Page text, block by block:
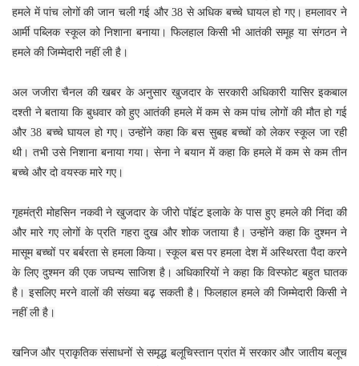
हमले में पांच लोगों की जान चली गई और 38 से अधिक बच्चे घायल हो गए। हमलावर ने
आर्मी पब्लिक स्कूल को निशाना बनाया। फिलहाल किसी भी आतंकी समूह या संगठन ने
हमले की जिम्मेदारी नहीं ली है।
अल जजीरा चैनल की खबर के अनुसार खुजदार के सरकारी अधिकारी यासिर इकबाल
दश्ती ने बताया कि बुधवार को हुए आतंकी हमले में कम से कम पांच लोगों की मौत हो गई
और 38 बच्चे घायल हो गए। उन्होंने कहा कि बस सुबह बच्चों को लेकर स्कूल जा रही
थी। तभी उसे निशाना बनाया गया। सेना ने बयान में कहा कि हमले में कम से कम तीन
बच्चे और दो वयस्क मारे गए।
गृहमंत्री मोहसिन नकवी ने खुजदार के जीरो पॉइंट इलाके के पास हुए हमले की निंदा की
और मारे गए लोगों के प्रति गहरा दुख और शोक जताया है। उन्होंने कहा कि दुश्मन ने
मासूम बच्चों पर बर्बरता से हमला किया। स्कूल बस पर हमला देश में अस्थिरता पैदा करने
के लिए दुश्मन की एक जघन्य साजिश है। अधिकारियों ने कहा कि विस्फोट बहुत घातक
है। इसलिए मरने वालों की संख्या बढ़ सकती है। फिलहाल हमले की जिम्मेदारी किसी ने
नहीं ली है।
खनिज और प्राकृतिक संसाधनों से समृद्ध बलूचिस्तान प्रांत में सरकार और जातीय बलूच